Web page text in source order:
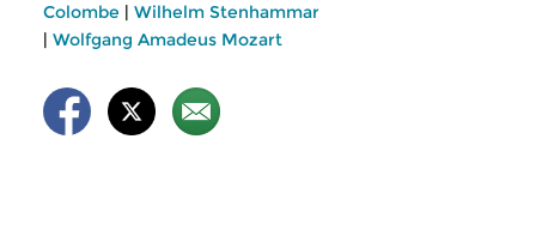
Colombe | Wilhelm Stenhammar
| Wolfgang Amadeus Mozart